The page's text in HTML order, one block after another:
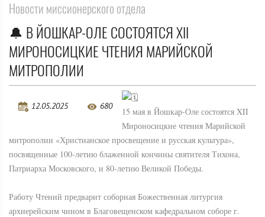
Новости миссионерского отдела
🔔 В ЙОШКАР-ОЛЕ СОСТОЯТСЯ XII
МИРОНОСИЦКИЕ ЧТЕНИЯ МАРИЙСКОЙ
МИТРОПОЛИИ
12.05.2025 680
15 мая в Йошкар-Оле состоятся XII
Мироносицкие чтения Марийской
митрополии «Христианское просвещение и русская культура»,
посвященные 100-летию блаженной кончины святителя Тихона,
Патриарха Московского, и 80-летию Великой Победы.
Работу Чтений предварит соборная Божественная литургия
архиерейским чином в Благовещенском кафедральном соборе г.